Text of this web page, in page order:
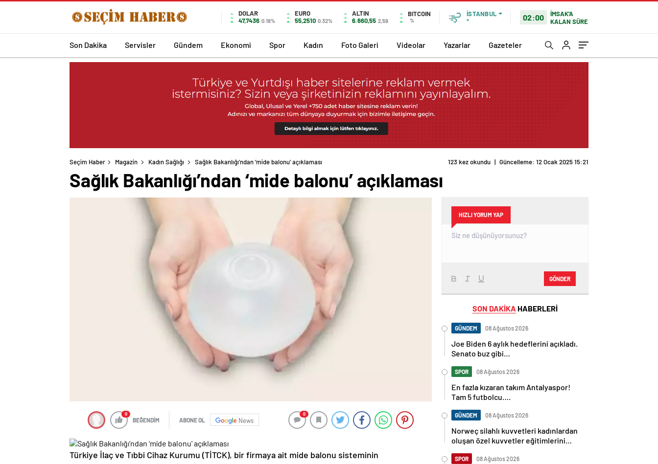
DOLAR
47,7436 0.18%
EURO
55,2510 0.32%
ALTIN
6.660,55 2,59
BITCOIN
%
İSTANBUL
°
02:00
İMSAK'A
KALAN SÜRE
Son Dakika Servisler Gündem Ekonomi Spor Kadın Foto Galeri Videolar Yazarlar Gazeteler
Seçim Haber Magazin Kadın Sağlığı Sağlık Bakanlığı’ndan ‘mide balonu’ açıklaması
Sağlık Bakanlığı’ndan ‘mide balonu’ açıklaması
0
BEĞENDİM ABONE OL News
0
Türkiye İlaç ve Tıbbi Cihaz Kurumu (TİTCK), bir firmaya ait mide balonu sisteminin
HIZLI YORUM YAP
GÖNDER
SON DAKİKA HABERLERİ
GÜNDEM 08 Ağustos 2026
Joe Biden 6 aylık hedeflerini açıkladı.
Senato buz gibi…
SPOR 08 Ağustos 2026
En fazla kızaran takım Antalyaspor!
Tam 5 futbolcu….
GÜNDEM 08 Ağustos 2026
Norweç silahlı kuvvetleri kadınlardan
oluşan özel kuvvetler eğitimlerini
SPOR 08 Ağustos 2026